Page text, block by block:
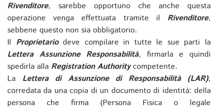
Rivenditore, sarebbe opportuno che anche questa
operazione venga effettuata tramite il Rivenditore,
sebbene questo non sia obbligatorio.
Il Proprietariodeve compilare in tutte le sue parti la
Lettera Assunzione Responsabilità, firmarla e quindi
spedirla alla Registration Authoritycompetente.
La Lettera di Assunzione di Responsabilità (LAR),
corredata da una copia di un documento di identità: della
persona che firma (Persona Fisica o legale